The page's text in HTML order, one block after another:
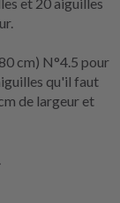
cm) N°4.5 pour
qu'il faut
de largeur et